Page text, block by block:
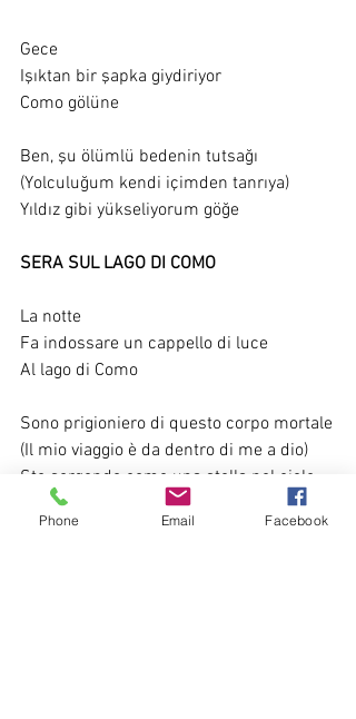
Gece
Işıktan bir şapka giydiriyor
Como gölüne
Ben, şu ölümlü bedenin tutsağı
(Yolculuğum kendi içimden tanrıya)
Yıldız gibi yükseliyorum göğe
SERA SUL LAGO DI COMO
La notte
Fa indossare un cappello di luce
Al lago di Como
Sono prigioniero di questo corpo mortale
(Il mio viaggio è da dentro di me a dio)
Sto sorgendo come una stella nel cielo.
Phone Email Facebook